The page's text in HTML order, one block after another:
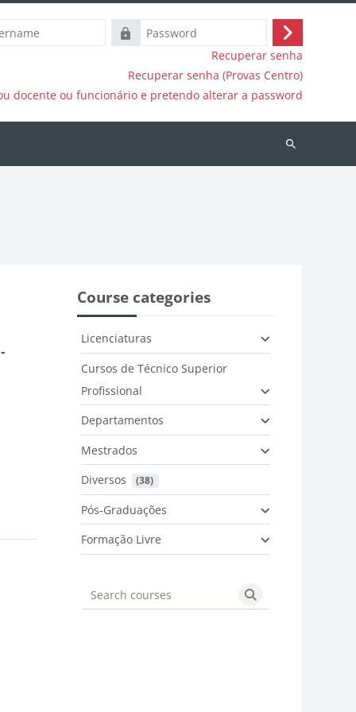
Password
Log
in
Recuperar senha
Recuperar senha (Provas Centro)
docente ou funcionário e pretendo alterar a password
Search
Course categories
Licenciaturas
Cursos de Técnico Superior
Profissional
Departamentos
Mestrados
Diversos
(38)
Pós-Graduações
Formação Livre
Search courses Search courses